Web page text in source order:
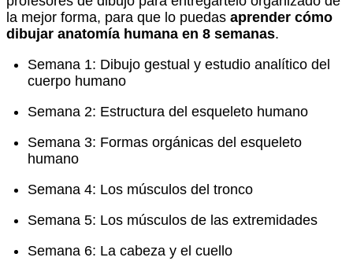
la mejor forma, para que lo puedas aprender cómo
dibujar anatomía humana en 8 semanas.
Semana 1: Dibujo gestual y estudio analítico del
cuerpo humano
Semana 2: Estructura del esqueleto humano
Semana 3: Formas orgánicas del esqueleto
humano
Semana 4: Los músculos del tronco
Semana 5: Los músculos de las extremidades
Semana 6: La cabeza y el cuello